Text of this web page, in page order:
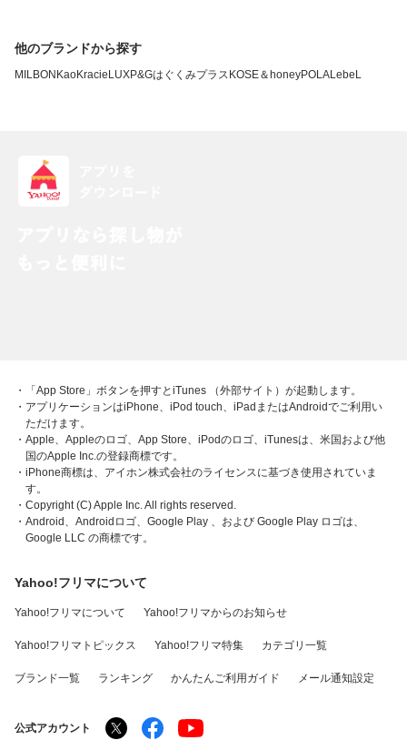
他のブランドから探す
MILBON KaoKracie LUXP&Gはぐくみプラス KOSE＆honeyPOLALebeL
・「App Store」ボタンを押すとiTunes （外部サイト）が起動します。
・アプリケーションはiPhone、iPod touch、iPadまたはAndroidでご利用い
ただけます。
・Apple、Appleのロゴ、App Store、iPodのロゴ、iTunesは、米国および他
国のApple Inc.の登録商標です。
・iPhone商標は、アイホン株式会社のライセンスに基づき使用されていま
す。
・Copyright (C) Apple Inc. All rights reserved.
・Android、Androidロゴ、Google Play 、および Google Play ロゴは、
Google LLC の商標です。
Yahoo!フリマについて
Yahoo!フリマについて Yahoo!フリマからのお知らせ
Yahoo!フリマトピックス Yahoo!フリマ特集 カテゴリ一覧
ブランド一覧 ランキング かんたんご利用ガイド メール通知設定
公式アカウント